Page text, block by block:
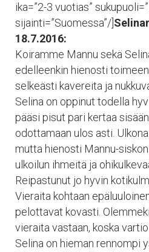
ika=”2-3 vuotias”
sijainti=”Suomessa”/]
18.7.2016:
Koiramme Mannu sekä
edelleenkin hienosti
selkeästi kavereita ja
Selina on oppinut todella
pääsi pisut pari kertaa
odottamaan ulos asti.
mutta hienosti Mannu-
ulkoilun ihmeitä ja
Reipastunut jo hyvin
Vieraita kohtaan
pelottavat kovasti.
vieraita vastaan, koska
Selina on hieman rennompi